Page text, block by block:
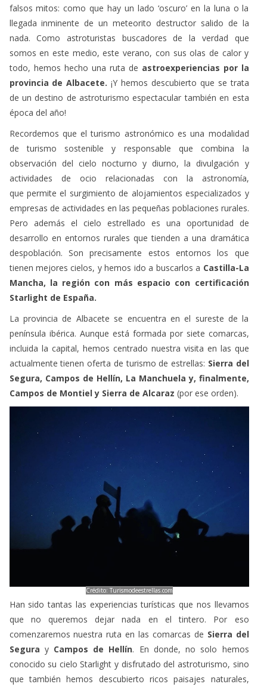
falsos mitos: como que hay un lado ‘oscuro’ en la luna o la
llegada inminente de un meteorito destructor salido de la
nada. Como astroturistas buscadores de la verdad que
somos en este medio, este verano, con sus olas de calor y
todo, hemos hecho una ruta de astroexperiencias por la
provincia de Albacete. ¡Y hemos descubierto que se trata
de un destino de astroturismo espectacular también en esta
época del año!
Recordemos que el turismo astronómico es una modalidad
de turismo sostenible y responsable que combina la
observación del cielo nocturno y diurno, la divulgación y
actividades de ocio relacionadas con la astronomía,
que permite el surgimiento de alojamientos especializados y
empresas de actividades en las pequeñas poblaciones rurales.
Pero además el cielo estrellado es una oportunidad de
desarrollo en entornos rurales que tienden a una dramática
despoblación. Son precisamente estos entornos los que
tienen mejores cielos, y hemos ido a buscarlos a Castilla-La
Mancha, la región con más espacio con certificación
Starlight de España.
La provincia de Albacete se encuentra en el sureste de la
península ibérica. Aunque está formada por siete comarcas,
incluida la capital, hemos centrado nuestra visita en las que
actualmente tienen oferta de turismo de estrellas: Sierra del
Segura, Campos de Hellín, La Manchuela y, finalmente,
Campos de Montiel y Sierra de Alcaraz (por ese orden).
Crédito: Turismodeestrellas.com
Han sido tantas las experiencias turísticas que nos llevamos
que no queremos dejar nada en el tintero. Por eso
comenzaremos nuestra ruta en las comarcas de Sierra del
Segura y Campos de Hellín. En donde, no solo hemos
conocido su cielo Starlight y disfrutado del astroturismo, sino
que también hemos descubierto ricos paisajes naturales,